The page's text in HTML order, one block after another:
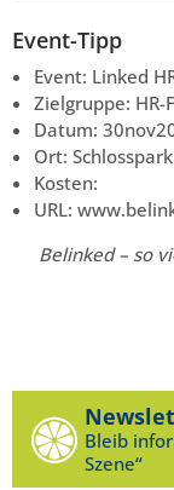
Event-Tipp
Event: Linked
Zielgruppe:
Datum:
Ort:
Kosten:
URL:
Belinked – so
Bleib
Szene“